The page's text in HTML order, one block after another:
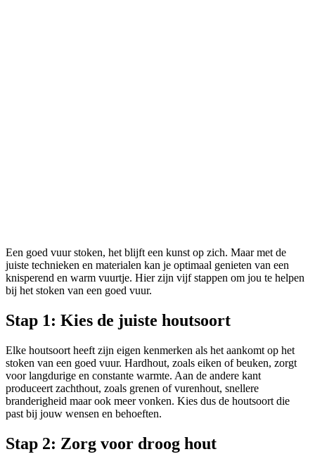
Een goed vuur stoken, het blijft een kunst op zich. Maar met de
juiste technieken en materialen kan je optimaal genieten van een
knisperend en warm vuurtje. Hier zijn vijf stappen om jou te helpen
bij het stoken van een goed vuur.
Stap 1: Kies de juiste houtsoort
Elke houtsoort heeft zijn eigen kenmerken als het aankomt op het
stoken van een goed vuur. Hardhout, zoals eiken of beuken, zorgt
voor langdurige en constante warmte. Aan de andere kant
produceert zachthout, zoals grenen of vurenhout, snellere
branderigheid maar ook meer vonken. Kies dus de houtsoort die
past bij jouw wensen en behoeften.
Stap 2: Zorg voor droog hout